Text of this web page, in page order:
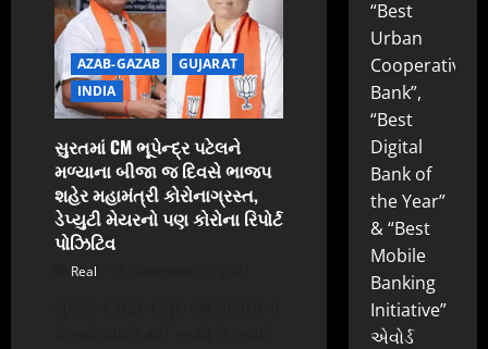
મોટી
ઘારી
બનાવાઈ,
19
કલાકની
મહેનતે
15
કિલો
અને
15
ગ્રામની
ઘારી
બની
AZAB-GAZAB
GUJARAT
INDIA
સુરતમાં CM ભૂપેન્દ્ર પટેલને
મળ્યાના બીજા જ દિવસે ભાજપ
શહેર મહામંત્રી કોરોનાગ્રસ્ત,
ડેપ્યુટી મેયરનો પણ કોરોના રિપોર્ટ
પોઝિટિવ
Real
“Best
Urban
Cooperative
Bank”,
“Best
Digital
Bank of
the Year”
& “Best
Mobile
Banking
Initiative”
એવોર્ડ